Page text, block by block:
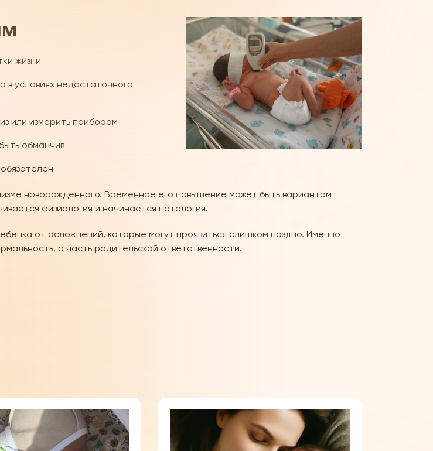
жизни
условиях недостаточного
или измерить прибором
обманчив
новорождённого. Временное его повышение может быть вариантом
физиология и начинается патология.
от осложнений, которые могут проявиться слишком поздно. Именно
а часть родительской ответственности.